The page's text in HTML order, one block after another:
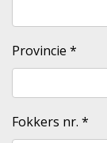
Provincie *
Fokkers nr. *